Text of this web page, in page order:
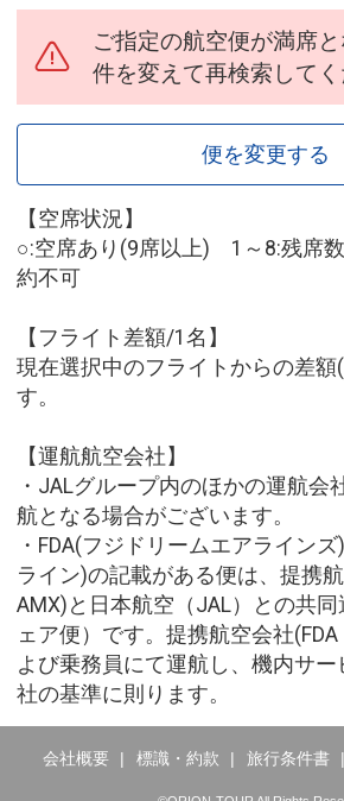
ご指定の航空便が満席
件を変えて再検索してく
便を変更する
【空席状況】
○:空席あり(9席以上) 1～8:残席
約不可
【フライト差額/1名】
現在選択中のフライトからの差
す。
【運航航空会社】
・JALグループ内のほかの運航会
航となる場合がございます。
・FDA(フジドリームエアライン
ライン)の記載がある便は、提携航
AMX)と日本航空（JAL）との共
ェア便）です。提携航空会社
よび乗務員にて運航し、機内サ
社の基準に則ります。
会社概要 標識・約款 旅行条件書